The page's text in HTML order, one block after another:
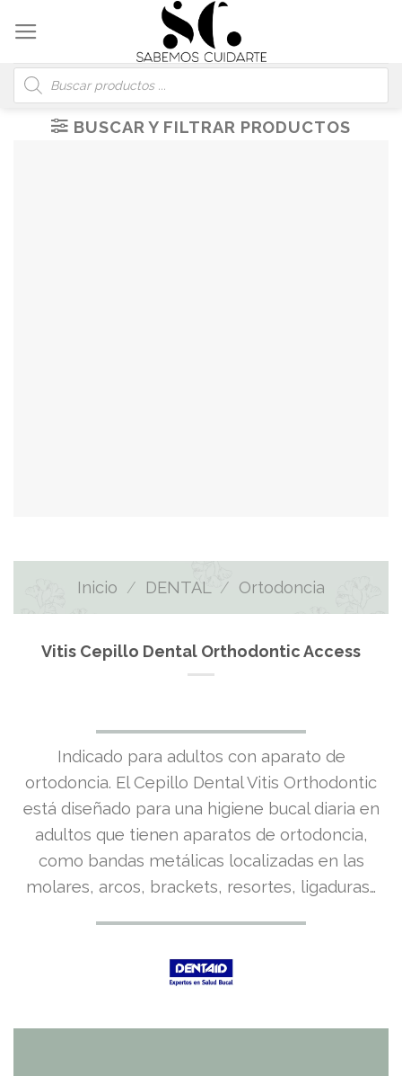
content
Búsqueda
de
productos
BUSCAR Y FILTRAR PRODUCTOS
Inicio / DENTAL / Ortodoncia
Vitis Cepillo Dental Orthodontic Access
El
precio
original
era:
5,50€.
El
precio
actual
es:
5,50€.
Indicado para adultos con aparato de
ortodoncia. El Cepillo Dental Vitis Orthodontic
está diseñado para una higiene bucal diaria en
adultos que tienen aparatos de ortodoncia,
como bandas metálicas localizadas en las
molares, arcos, brackets, resortes, ligaduras…